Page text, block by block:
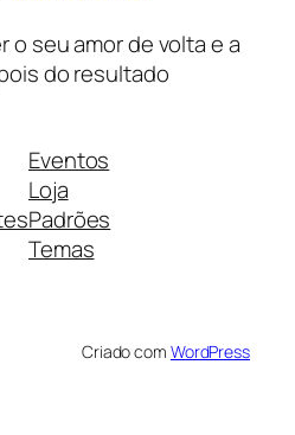
o seu amor de volta e a
do resultado
Eventos
Loja
Padrões
Temas
Criado com WordPress